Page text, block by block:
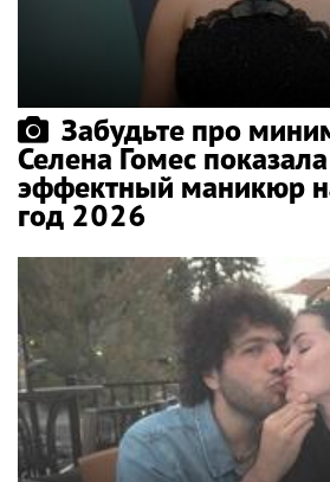
Забудьте про
Селена Гомес
эффектный маникюр
год 2026